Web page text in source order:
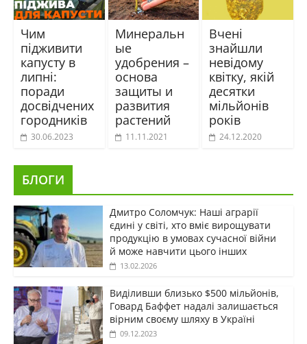
Чим
підживити
капусту в
липні:
поради
досвідчених
городників
30.06.2023
Минеральн
ые
удобрения –
основа
защиты и
развития
растений
11.11.2021
Вчені
знайшли
невідому
квітку, якій
десятки
мільйонів
років
24.12.2020
БЛОГИ
Дмитро Соломчук: Наші аграрії
єдині у світі, хто вміє вирощувати
продукцію в умовах сучасної війни
й може навчити цього інших
13.02.2026
Виділивши близько $500 мільйонів,
Говард Баффет надалі залишається
вірним своєму шляху в Україні
09.12.2023